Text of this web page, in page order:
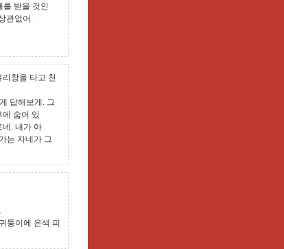
받을 것인
관없어.
창을 타고 천
답해보게. 그
숨어 있
네. 내가 아
는 자네가 그
퉁이에 은색 피